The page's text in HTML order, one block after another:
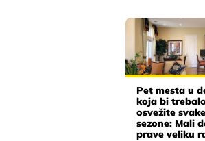
Pet mesta u
koja bi
osvežite svake
sezone: Mali
prave veliku